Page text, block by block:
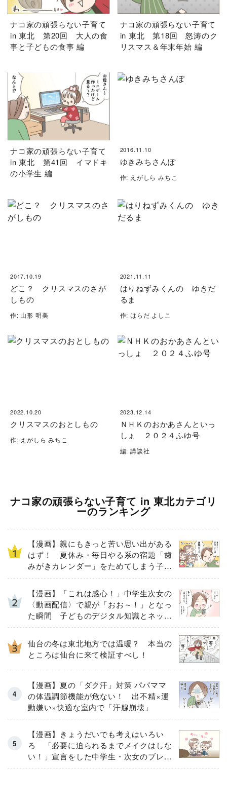
ナコ家の頑張らない子育て
in 東北 第20回 大人の食
事と子どもの食事 編
ナコ家の頑張らない子育て
in 東北 第18回 怒涛のク
リスマス＆年末年始 編
ナコ家の頑張らない子育て
in 東北 第41回 イマドキ
の小学生 編
2016.11.10
ゆきみちさんぽ
作: えがしら みちこ
2017.10.19
どこ？ クリスマスのさが
しもの
作: 山形 明美
2021.11.11
はりねずみくんの ゆきだ
るま
作: はらだ よしこ
2022.10.20
クリスマスのおとしもの
作: えがしら みちこ
2023.12.14
ＮＨＫのおかあさんといっ
しょ ２０２４ふゆ号
編: 講談社
ナコ家の頑張らない子育て in 東北カテゴリ
ーのランキング
【漫画】親にもきっと苦い思い出がある
はず！ 夏休み・毎日やる系の宿題「歯
みがきカレンダー」をためてしまう子ど
もとその結末
【漫画】「これは感心！」中学生次女の
〈動画配信〉で親が「おお～！」となっ
た瞬間 子どものデジタル知識とネット
リテラシー教育の高さがスゴイ！
仙台の冬は東北地方では温暖？ 本当の
ところは仙台に来て検証すべし！
【漫画】夏の「ダク汗」対策 パパママ
の体温調節機能が危ない！ 出不精×運
動嫌い×快適な室内で「汗腺崩壊」
【漫画】きょうだいでも考えはいろい
ろ 「必要に迫られるまでメイクはしな
い！」宣言をした中学生・次女のブレな
い信念